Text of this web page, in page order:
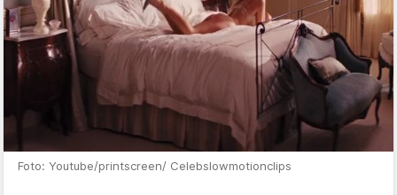
Foto: Youtube/printscreen/ Celebslowmotionclips